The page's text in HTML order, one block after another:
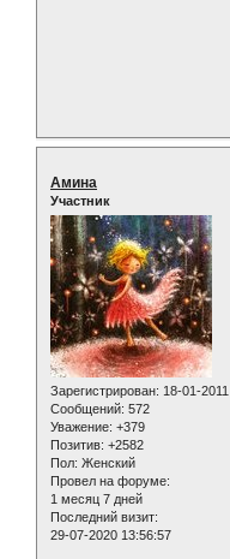
Амина
Участник
Зарегистрирован: 18-01-2011
Сообщений: 572
Уважение: +379
Позитив: +2582
Пол: Женский
Провел на форуме:
1 месяц 7 дней
Последний визит:
29-07-2020 13:56:57